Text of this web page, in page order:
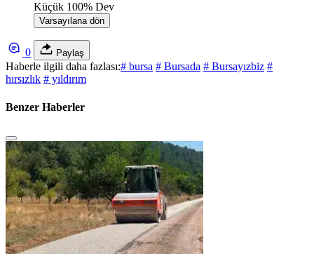
Küçük 100% Dev
Varsayılana dön
0 Paylaş
Haberle ilgili daha fazlası:# bursa # Bursada # Bursayızbiz #
hırsızlık # yıldırım
Benzer Haberler